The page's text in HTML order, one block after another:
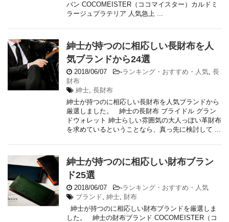
バン COCOMEISTER（ココマイスター）カルドミ
ラージュプラテリア 人気急上 ...
紳士が持つのに相応しい長財布を人
気ブランドから24選
2018/06/07 -ランキング・おすすめ・人気, 長
財布
紳士, 長財布
紳士が持つのに相応しい長財布を人気ブランドから
厳選しました。 紳士の長財布 ブライドル グラン
ドウォレット 紳士らしい雰囲気の大人っぽい革財布
を求めているということなら、真っ先に検討して ...
紳士が持つのに相応しい財布ブラン
ド25選
2018/06/07 -ランキング・おすすめ・人気
ブランド, 紳士, 財布
紳士が持つのに相応しい財布ブランドを厳選しま
した。 紳士の財布ブランド COCOMEISTER（コ